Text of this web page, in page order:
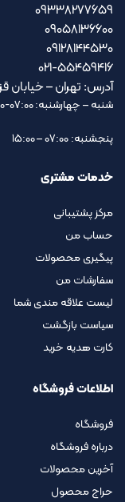
09338277659
09058136600
09128144530
021-55459416
آدرس: تهران – خیابان
شنبه – چهارشنبه: 07:00-20:00
پنجشنبه: 07:00 – 15:00
خدمات مشتری
مرکز پشتیبانی
حساب من
پیگیری محصولات
سفارشات من
لیست علاقه مندی شما
سیاست بازگشت
کارت هدیه خرید
اطلاعات فروشگاه
فروشگاه
درباره فروشگاه
آخرین محصولات
حراج محصول